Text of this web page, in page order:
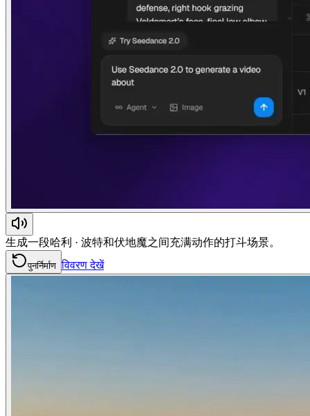
生成一段哈利 · 波特和伏地魔之间充满动作的打斗场景。
पुनर्निर्माण विवरण देखें